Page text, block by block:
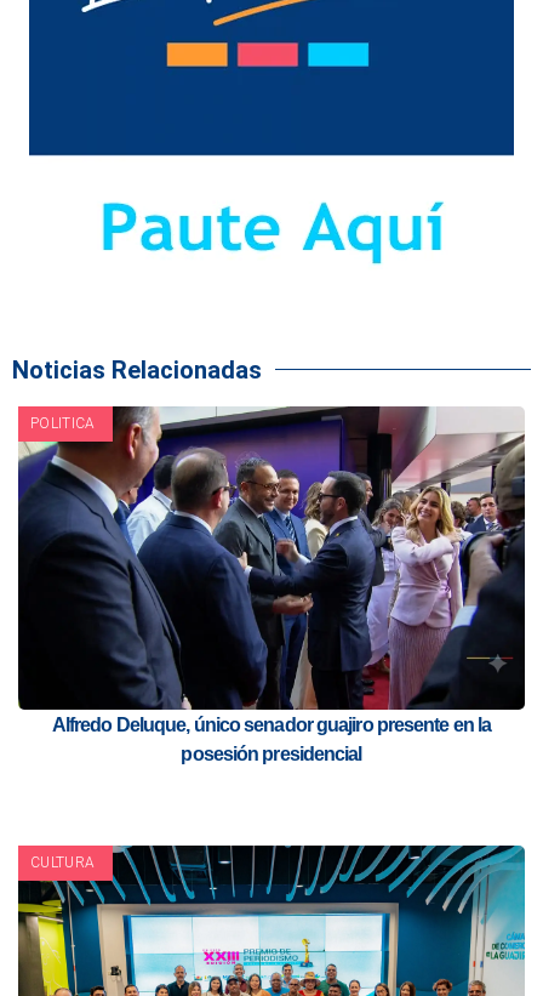
Noticias Relacionadas
POLITICA
Alfredo Deluque, único senador guajiro presente en la
posesión presidencial
CULTURA